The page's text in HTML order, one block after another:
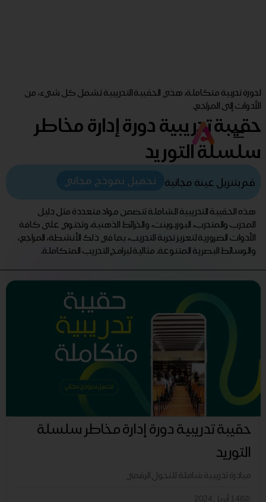
لدورة تدربية متكاملة، هذي الحقيبة التدريبية تشمل كل شيء، من
الأدوات إلى المراجع.
حقيبة تدريبية دورة إدارة مخاطر
سلسلة التوريد
قم بتنزيل عينة مجانية تحميل نموذج مجاني
هذه الحقيبة التدريبية الشاملة تتضمن مواد متعددة مثل دليل
المدرب والمتدرب، البوربوينت، والخرائط الذهنية، وتحتوي على كافة
الأدوات الضرورية لتعزيز تجربة التدريب، بما في ذلك الأنشطة، المراجع،
والوسائط البصرية المتنوعة. مثالية لبرامج التدريب المتكاملة.
حقيبة تدريبية دورة إدارة مخاطر سلسلة
التوريد
مبادرة تدريبية شاملة للتحول الرقمي
14 أبريل 2024